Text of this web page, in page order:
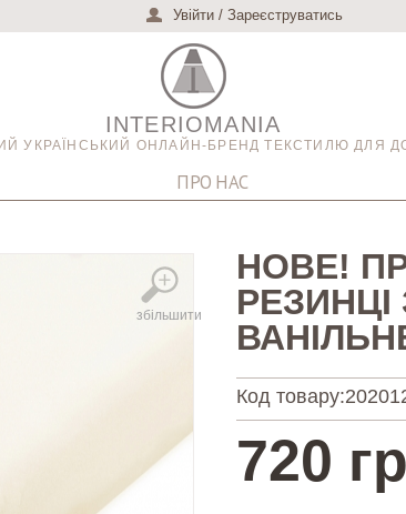
Увійти / Зареєструватись
INTERIOMANIA
УКРАЇНСЬКИЙ ОНЛАЙН-БРЕНД ТЕКСТИЛЮ ДЛЯ
ПРО НАС
збільшити
НОВЕ!
РЕЗИНЦІ
Код товару:
720